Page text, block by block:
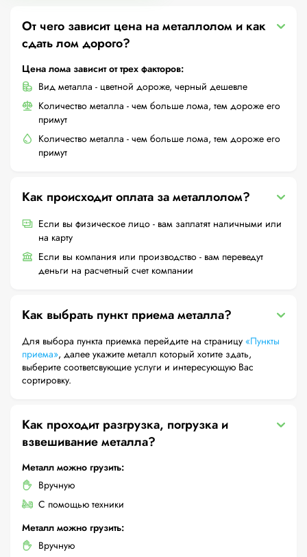
От чего зависит цена на металлолом и как
сдать лом дорого?
Цена лома зависит от трех факторов:
Вид металла - цветной дороже, черный дешевле
Количество металла - чем больше лома, тем дороже его
примут
Количество металла - чем больше лома, тем дороже его
примут
Как происходит оплата за металлолом?
Если вы физическое лицо - вам заплатят наличными или
на карту
Если вы компания или производство - вам переведут
деньги на расчетный счет компании
Как выбрать пункт приема металла?
Для выбора пункта приемка перейдите на страницу «Пункты
приема», далее укажите металл который хотите здать,
выберите соответсвующие услуги и интересующую Вас
сортировку.
Как проходит разгрузка, погрузка и
взвешивание металла?
Металл можно грузить:
Вручную
С помощью техники
Металл можно грузить:
Вручную